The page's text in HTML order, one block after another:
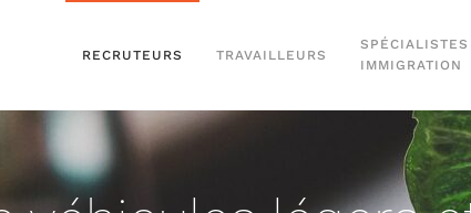
RECRUTEURS TRAVAILLEURS
SPÉCIALISTES
IMMIGRATION